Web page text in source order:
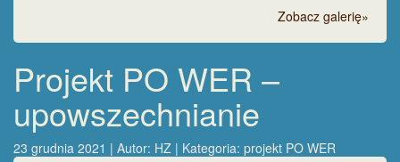
Zobacz galerię»
Projekt PO WER –
upowszechnianie
23 grudnia 2021 | Autor: HZ | Kategoria: projekt PO WER